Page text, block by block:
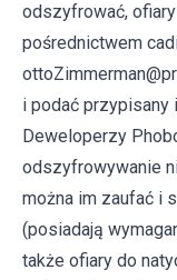
odszyfrować,
pośrednictwem
i podać przypisany
Deweloperzy
odszyfrowywanie
można im zaufać i
(posiadają
także ofiary do